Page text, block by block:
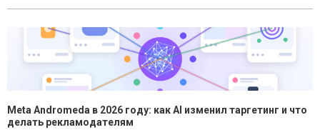
Meta Andromeda в 2026 году: как AI изменил таргетинг и что
делать рекламодателям